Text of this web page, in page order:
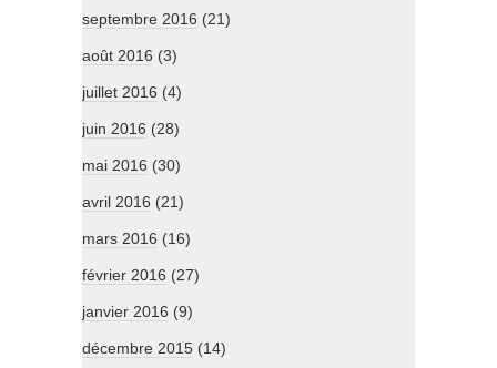
septembre 2016 (21)
août 2016 (3)
juillet 2016 (4)
juin 2016 (28)
mai 2016 (30)
avril 2016 (21)
mars 2016 (16)
février 2016 (27)
janvier 2016 (9)
décembre 2015 (14)